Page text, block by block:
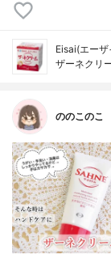
Eisai(エーザ
ザーネクリ
ののこのこ